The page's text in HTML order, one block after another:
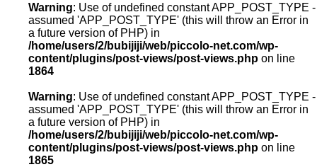
Warning: Use of undefined constant APP_POST_TYPE -
assumed 'APP_POST_TYPE' (this will throw an Error in
a future version of PHP) in
/home/users/2/bubijiji/web/piccolo-net.com/wp-
content/plugins/post-views/post-views.php on line
1864
Warning: Use of undefined constant APP_POST_TYPE -
assumed 'APP_POST_TYPE' (this will throw an Error in
a future version of PHP) in
/home/users/2/bubijiji/web/piccolo-net.com/wp-
content/plugins/post-views/post-views.php on line
1865